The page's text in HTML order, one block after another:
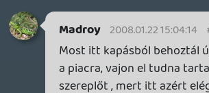
Nekem az egy konzol annyit jelent, hogy
nemkell válogatnom. Kevesebb fejlesztés
remélhetöleg ezért olcsóbb game. De ez
csak ugy lehet ha szövetkeznek vagy ha
tényleg csak 1 marad.:)